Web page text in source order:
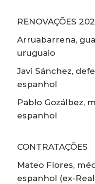
RENOVAÇÕES
Arruabarrena,
uruguaio
Javi Sánchez,
espanhol
Pablo Gozálbez,
espanhol
CONTRATAÇÕES
Mateo Flores,
espanhol (ex-